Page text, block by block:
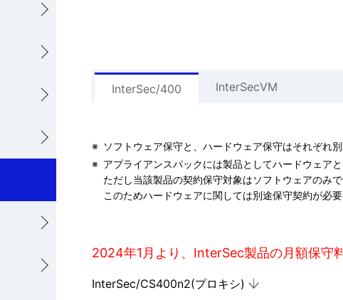
InterSec/400 InterSecVM
※ ソフトウェア保守と、ハードウェア保守はそれぞれ別
※ アプライアンスパックには製品としてハードウェア
ただし当該製品の契約保守対象はソフトウェアのみで
このためハードウェアに関しては別途保守契約が必要
2024年1月より、InterSec製品の月額保守
InterSec/CS400n2(プロキシ)